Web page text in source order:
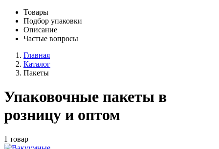
Товары
Подбор упаковки
Описание
Частые вопросы
Главная
Каталог
Пакеты
Упаковочные пакеты в
розницу и оптом
1 товар